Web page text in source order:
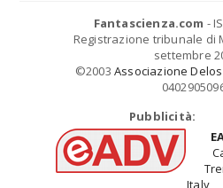
Fantascienza.com -
Registrazione tribunale di
settembre
©2003 Associazione
Pubblicità:
Italy